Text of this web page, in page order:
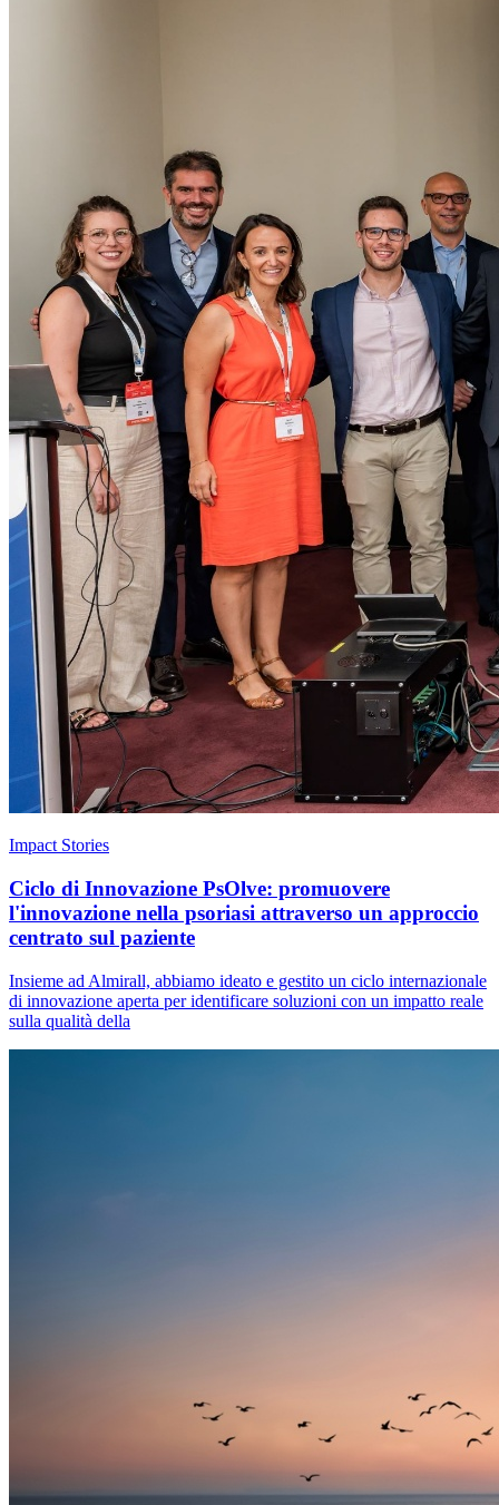
Impact Stories
Ciclo di Innovazione PsOlve: promuovere
l'innovazione nella psoriasi attraverso un approccio
centrato sul paziente
Insieme ad Almirall, abbiamo ideato e gestito un ciclo internazionale
di innovazione aperta per identificare soluzioni con un impatto reale
sulla qualità della